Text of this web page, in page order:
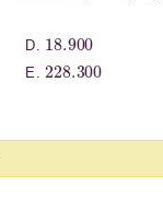
18.900
228.300